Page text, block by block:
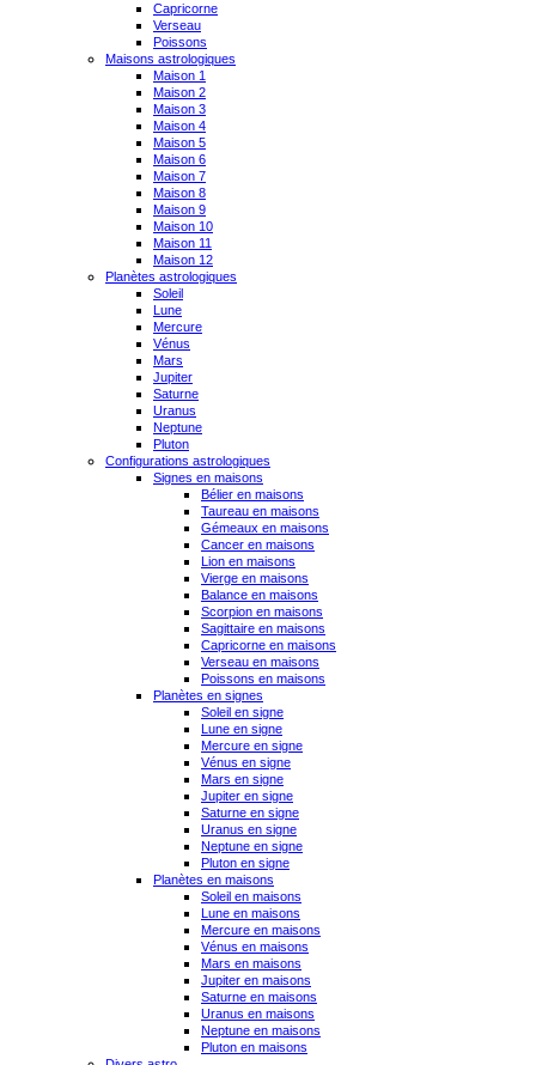
Capricorne
Verseau
Poissons
Maisons astrologiques
Maison 1
Maison 2
Maison 3
Maison 4
Maison 5
Maison 6
Maison 7
Maison 8
Maison 9
Maison 10
Maison 11
Maison 12
Planètes astrologiques
Soleil
Lune
Mercure
Vénus
Mars
Jupiter
Saturne
Uranus
Neptune
Pluton
Configurations astrologiques
Signes en maisons
Bélier en maisons
Taureau en maisons
Gémeaux en maisons
Cancer en maisons
Lion en maisons
Vierge en maisons
Balance en maisons
Scorpion en maisons
Sagittaire en maisons
Capricorne en maisons
Verseau en maisons
Poissons en maisons
Planètes en signes
Soleil en signe
Lune en signe
Mercure en signe
Vénus en signe
Mars en signe
Jupiter en signe
Saturne en signe
Uranus en signe
Neptune en signe
Pluton en signe
Planètes en maisons
Soleil en maisons
Lune en maisons
Mercure en maisons
Vénus en maisons
Mars en maisons
Jupiter en maisons
Saturne en maisons
Uranus en maisons
Neptune en maisons
Pluton en maisons